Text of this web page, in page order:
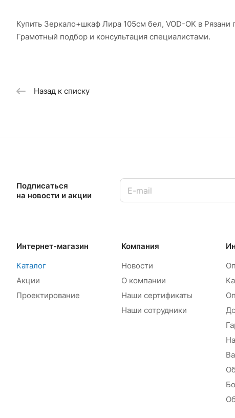
Купить Зеркало+шкаф Лира 105см бел, VOD-OK в
Грамотный подбор и консультация специалистами.
Назад к списку
Подписаться
на новости и акции
Интернет-магазин
Каталог
Акции
Проектирование
Компания
Новости
О компании
Наши сертификаты
Наши сотрудники